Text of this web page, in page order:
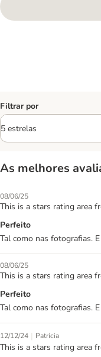
Filtrar por
As melhores
08/06/25
This is a stars rating area
Perfeito
Tal como nas fotografias.
08/06/25
This is a stars rating area
Perfeito
Tal como nas fotografias.
12/12/24 | Patrícia
This is a stars rating area